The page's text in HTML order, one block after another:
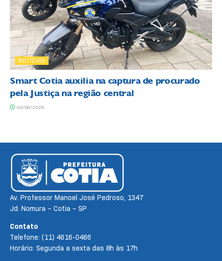
NOTÍCIAS
Smart Cotia auxilia na captura de procurado
pela Justiça na região central
04/08/2026
Av. Professor Manoel José Pedroso, 1347
Jd. Nomura – Cotia – SP
Contato
Telefone: (11) 4616-0466
Horário: Segunda a sexta das 8h às 17h